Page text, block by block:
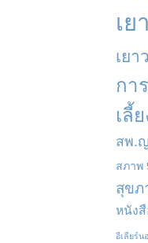
เย
เย
กา
เลี้ย
สพ.
สภาพ
สุขภ
หนัง
อีเลียร์น